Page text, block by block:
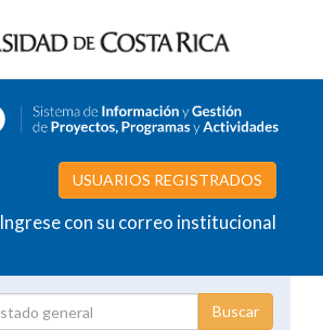
USUARIOS REGISTRADOS
Ingrese con su correo institucional